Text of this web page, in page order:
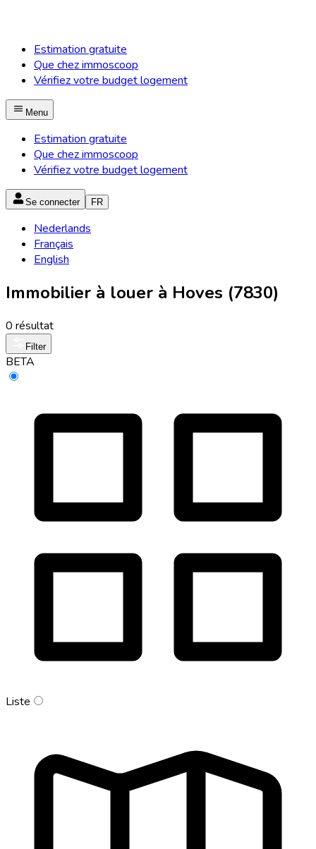
Estimation gratuite
Que chez immoscoop
Vérifiez votre budget logement
Menu
Estimation gratuite
Que chez immoscoop
Vérifiez votre budget logement
Se connecter FR
Nederlands
Français
English
Immobilier à louer à Hoves (7830)
0 résultat
Filter
BETA
Liste